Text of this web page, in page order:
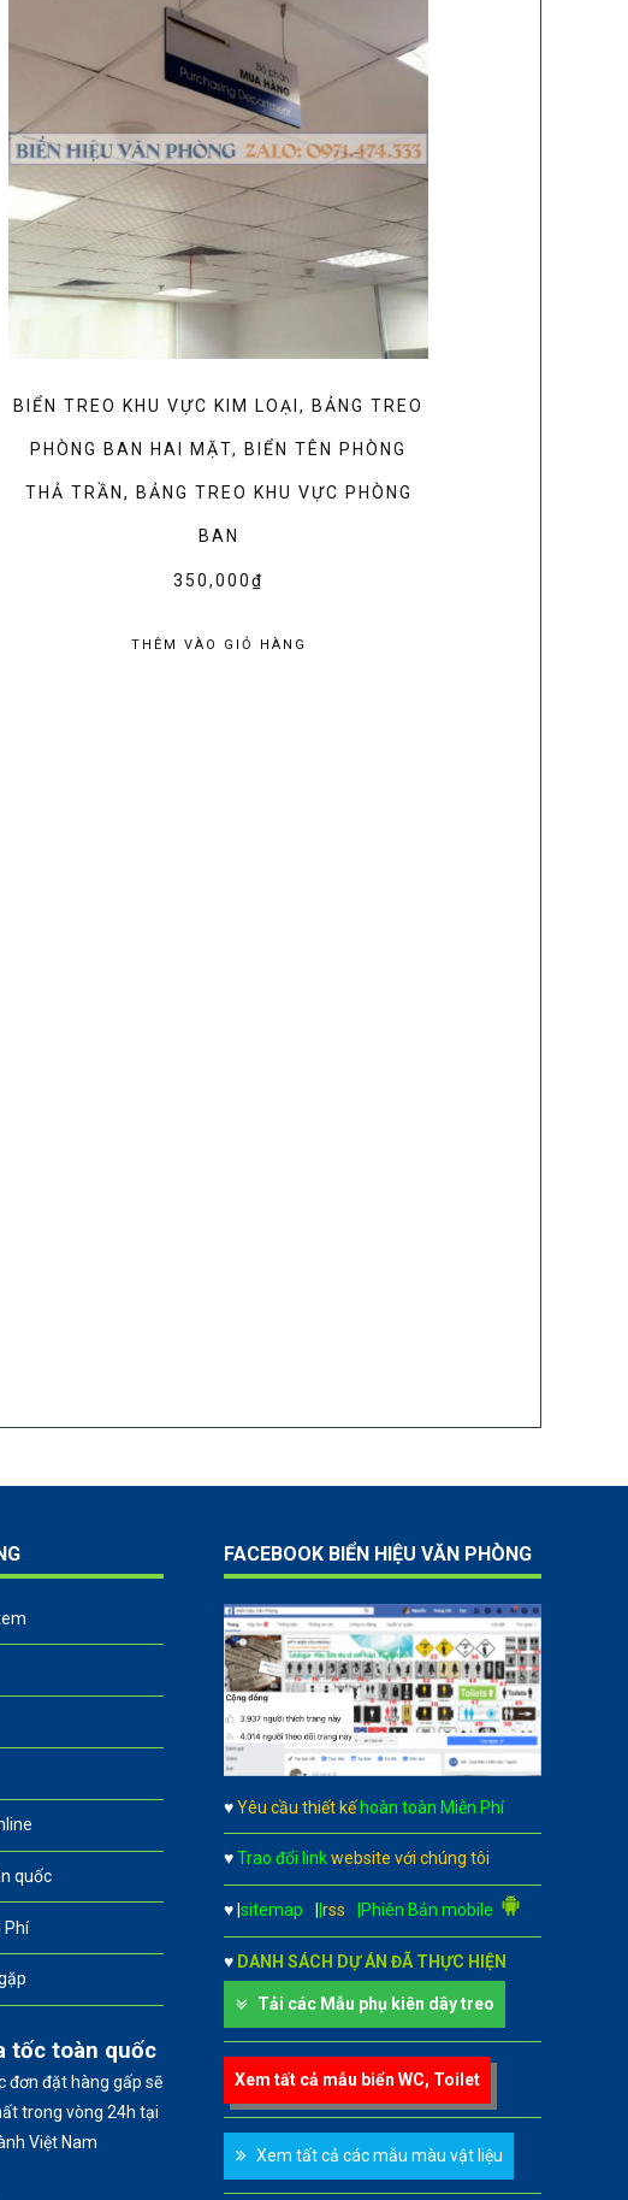
BIỂN TREO KHU VỰC KIM LOẠI, BẢNG TREO
PHÒNG BAN HAI MẶT, BIỂN TÊN PHÒNG
THẢ TRẦN, BẢNG TREO KHU VỰC PHÒNG
BAN
350,000₫
THÊM VÀO GIỎ HÀNG
quốc
Phí
tốc toàn quốc
đơn đặt hàng gấp sẽ
trong vòng 24h tại
Việt Nam
FACEBOOK BIỂN HIỆU VĂN PHÒNG
♥Yêu cầu thiết kế hoàn toàn Miễn Phí
♥Trao đổi linkwebsite với chúng tôi
♥ sitemap rss |Phiên Bản mobile
♥ DANH SÁCH DỰ ÁN ĐÃ THỰC HIỆN
Tải các Mẫu phụ kiên dây treo
Xem tất cả mẫu biển WC, Toilet
Xem tất cả các mẫu màu vật liệu